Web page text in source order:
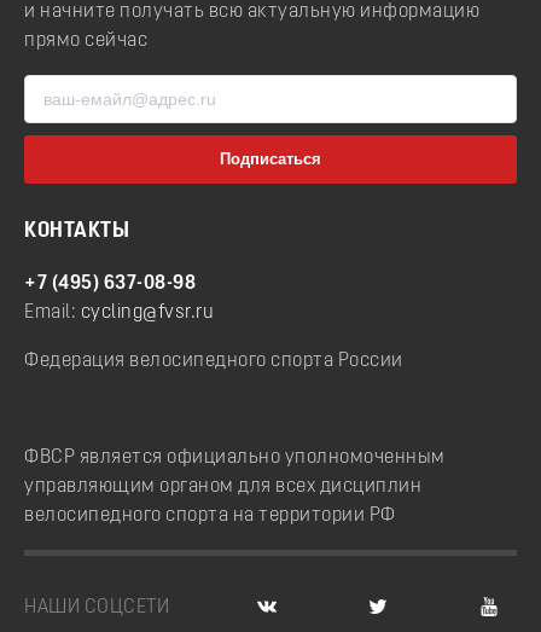
и начните получать всю актуальную информацию
прямо сейчас
КОНТАКТЫ
+7 (495) 637-08-98
Email: cycling@fvsr.ru
Федерация велосипедного спорта России
ФВСР является официально уполномоченным
управляющим органом для всех дисциплин
велосипедного спорта на территории РФ
НАШИ СОЦСЕТИ